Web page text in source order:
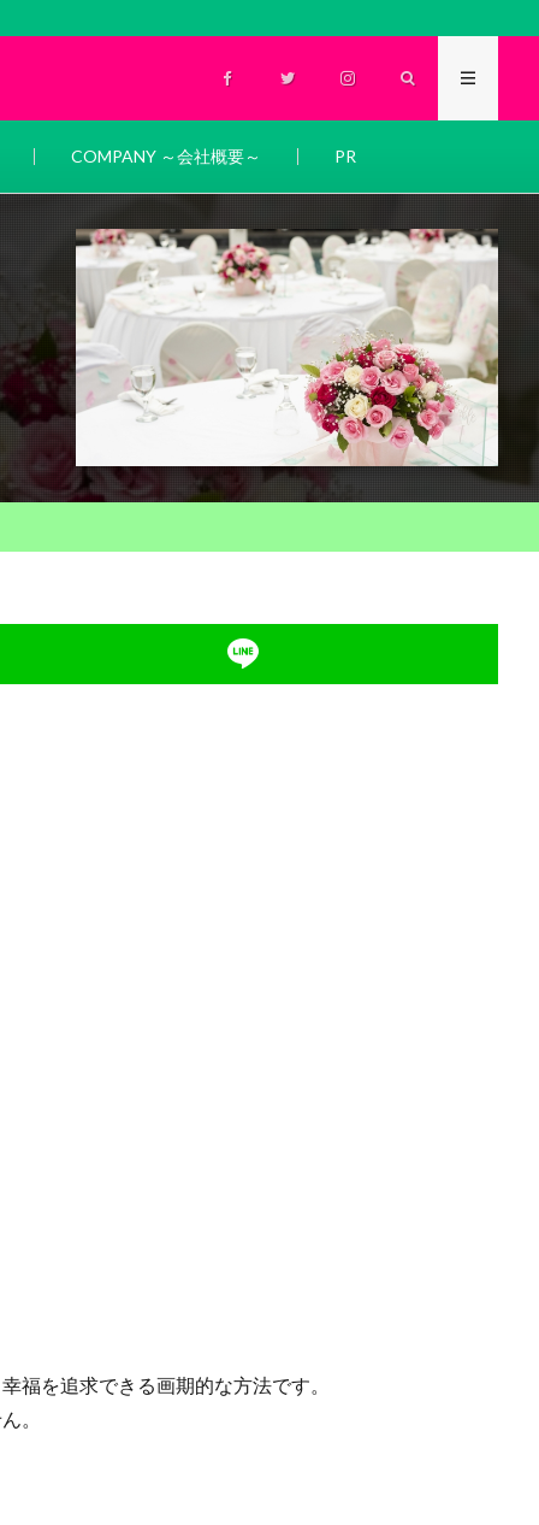
COMPANY ～会社概要～ PR
を追求できる画期的な方法です。
。